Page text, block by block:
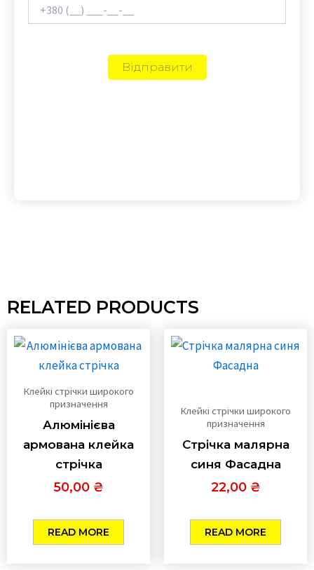
RELATED PRODUCTS
Клейкі стрічки широкого
призначення
Алюмінієва
армована клейка
стрічка
50,00 ₴
READ MORE
Клейкі стрічки широкого
призначення
Стрічка малярна
синя Фасадна
22,00 ₴
READ MORE